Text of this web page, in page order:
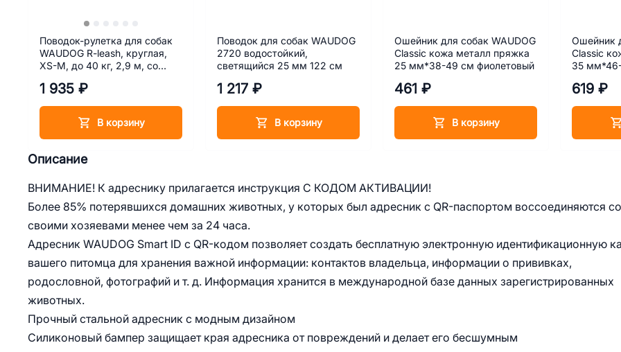
Описание
ВНИМАНИЕ! К адреснику прилагается инструкция С КОДОМ АКТИВАЦИИ!
Более 85% потерявшихся домашних животных, у которых был адресник с QR-паспортом воссоединяются со
своими хозяевами менее чем за 24 часа.
Адресник WAUDOG Smart ID с QR-кодом позволяет создать бесплатную электронную идентификационную
вашего питомца для хранения важной информации: контактов владельца, информации о прививках,
родословной, фотографий и т. д. Информация хранится в международной базе данных зарегистрированных
животных.
Прочный стальной адресник с модным дизайном
Силиконовый бампер защищает края адресника от повреждений и делает его бесшумным
Поводок-рулетка для собак
WAUDOG R-leash, круглая,
XS-M, до 40 кг, 2,9 м, со
салатовый
1 935 ₽
В корзину
Поводок для собак WAUDOG
2720 водостойкий,
светящийся 25 мм 122 cм
1 217 ₽
В корзину
Ошейник для собак WAUDOG
Classic кожа металл пряжка
25 мм*38-49 см фиолетовый
461 ₽
В корзину
Ошейник
Classic
35
619 ₽